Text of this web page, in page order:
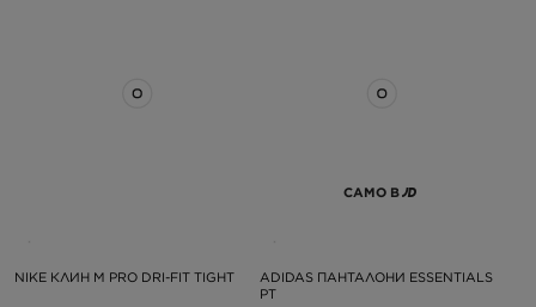
NIKE КЛИН M PRO DRI-FIT TIGHT
САМО В
ADIDAS ПАНТАЛОНИ ESSENTIALS
PT